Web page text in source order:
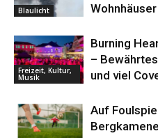
Blaulicht
Freizeit, Kultur,
Musik
Burning
–
und viel
Auf